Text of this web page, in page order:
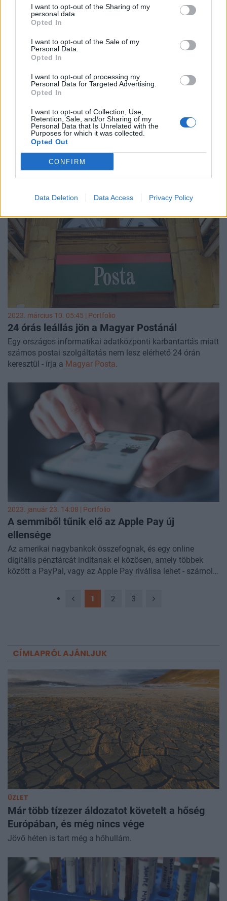
I want to opt-out of the Sharing of my
personal data.
Opted In
I want to opt-out of the Sale of my
Personal Data.
Opted In
I want to opt-out of processing my
Personal Data for Targeted Advertising.
Opted In
I want to opt-out of Collection, Use,
Retention, Sale, and/or Sharing of my
Personal Data that Is Unrelated with the
Purposes for which it was collected.
Opted Out
CONFIRM
Data Deletion Data Access Privacy Policy
egészségügyi és az ingatlanpiaci terjeszkedést követően
tovább építi a beyond banking ökoszisztémáját: „a
következő pár hónapban élesbe állítja a következő ötletét
2023. június 19. 06:15 | Orosz Márton
Sokáig a pénztárcánkban marad még a
plasztik bankkártya
Természetes folyamat, hogy a webshopok, e-kereskedelmi
szolgáltatók növekedésével a digitális fizetési megoldások
szerepe is felértékelődik, ugyanakkor azzal számolunk,
hogy a plasztik kártya még sokáig a pénztárcánkban
marad – mondta a Portfolio-nak adott exkluzív interjújában
Mark Barnett, a Mastercard Europe elnöke. A
fizetéstechnológiai cég európai vezetője szerint fontos a
startupokkal, fintechekkel való együttműködés – évekkel
ezelőtt az egyik startup-fejlesztési programjukon például
egy Revolut nevű kezdő vállalkozásnak is segítettek.
2023. március 10. 05:45 | Portfolio
24 órás leállás jön a Magyar Postánál
Egy országos informatikai adatközponti karbantartás miatt
számos postai szolgáltatás nem lesz elérhető 24 órán
keresztül - írja a Magyar Posta.
2023. január 23. 14:08 | Portfolio
A semmiből tűnik elő az Apple Pay új
ellensége
Az amerikai nagybankok összefognak, és egy online
digitális pénztárcát indítanak el közösen, amely többek
között a PayPal, vagy az Apple Pay riválisa lehet - számolt
1 2 3
CÍMLAPRÓL AJÁNLJUK
ÜZLET
Már több tízezer áldozatot követelt a hőség
Európában, és még nincs vége
Jövő héten is tart még a hőhullám.